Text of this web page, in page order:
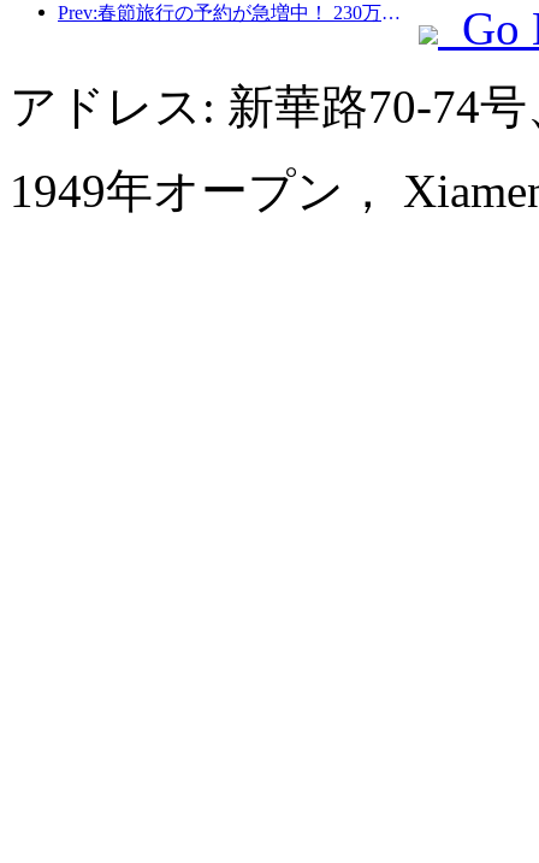
Prev:春節旅行の予約が急増中！ 230万のホテル会社が好調なスタートを切る可能性
Go
アドレス: 新華路70-74
1949年オープン，